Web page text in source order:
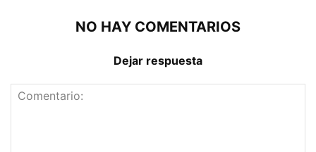
NO HAY COMENTARIOS
Dejar respuesta